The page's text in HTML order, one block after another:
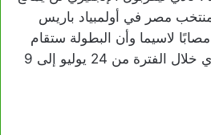
مصر في أولمبياد باريس
لاسيما وأن البطولة ستقام
بعد نهاية الدوري الإنجليزي خلال الفترة من 24 يوليو إلى 9